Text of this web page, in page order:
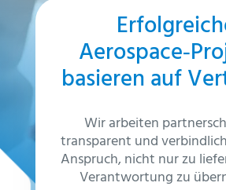
basieren auf
Wir arbeiten
transparent und
Anspruch, nicht nur zu
Verantwortung zu